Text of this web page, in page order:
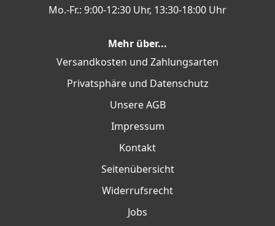
Mo.-Fr.: 9:00-12:30 Uhr, 13:30-18:00 Uhr
Mehr über...
Versandkosten und Zahlungsarten
Privatsphäre und Datenschutz
Unsere AGB
Impressum
Kontakt
Seitenübersicht
Widerrufsrecht
Jobs